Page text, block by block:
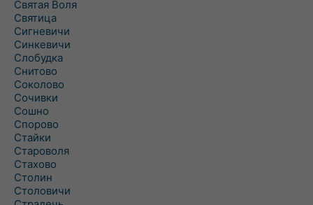
Святая Воля
Святица
Сигневичи
Синкевичи
Слобудка
Снитово
Соколово
Сочивки
Сошно
Спорово
Стайки
Староволя
Стахово
Столин
Столовичи